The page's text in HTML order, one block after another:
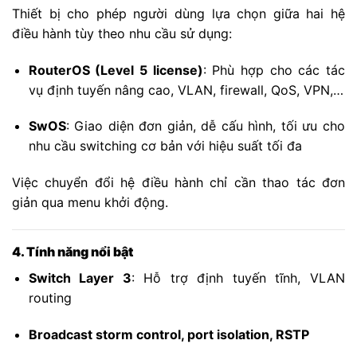
Thiết bị cho phép người dùng lựa chọn giữa hai hệ
điều hành tùy theo nhu cầu sử dụng:
RouterOS (Level 5 license): Phù hợp cho các tác
vụ định tuyến nâng cao, VLAN, firewall, QoS, VPN,…
SwOS: Giao diện đơn giản, dễ cấu hình, tối ưu cho
nhu cầu switching cơ bản với hiệu suất tối đa
Việc chuyển đổi hệ điều hành chỉ cần thao tác đơn
giản qua menu khởi động.
4. Tính năng nổi bật
Switch Layer 3: Hỗ trợ định tuyến tĩnh, VLAN
routing
Broadcast storm control, port isolation, RSTP